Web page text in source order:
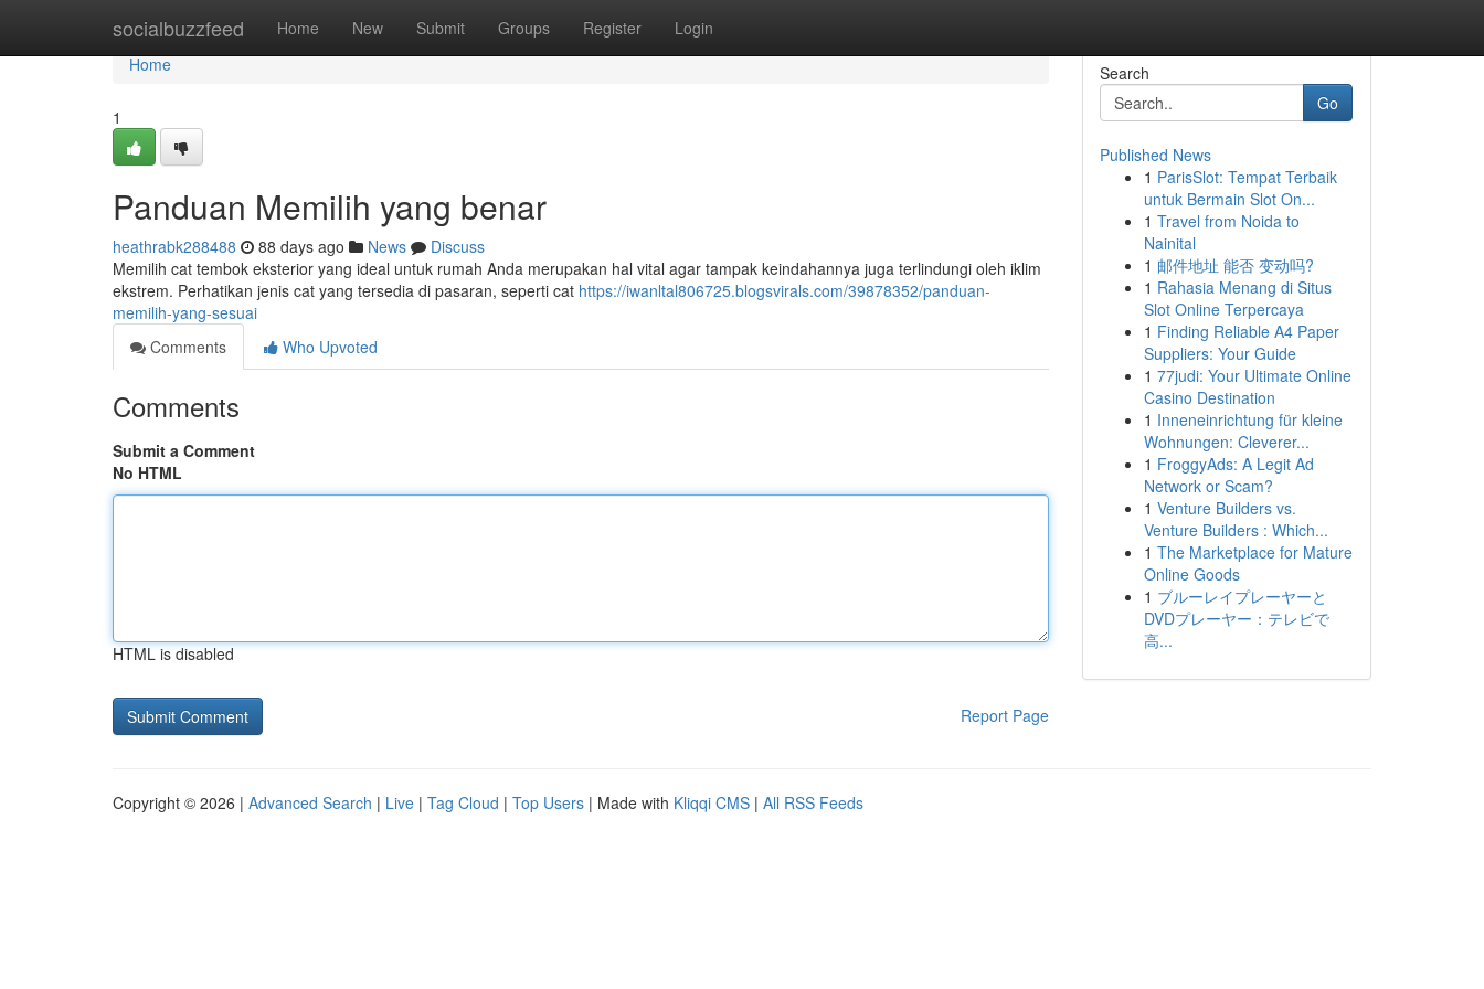
socialbuzzfeed Home New Submit Groups Register Login
Home
Home
1
Panduan Memilih yang benar
heathrabk288488 88 days ago News
Discuss
Memilih cat tembok eksterior yang ideal untuk rumah Anda merupakan hal vital agar tampak keindahannya juga terlindungi oleh iklim
ekstrem. Perhatikan jenis cat yang tersedia di pasaran, seperti cat https://iwanltal806725.blogsvirals.com/39878352/panduan-
memilih-yang-sesuai
Comments
Who Upvoted
Comments
Submit a Comment
No HTML
HTML is disabled
Report Page
Search
Go
Published News
1 ParisSlot: Tempat Terbaik
untuk Bermain Slot On...
1 Travel from Noida to
Nainital
1 邮件地址 能否 变动吗?
1 Rahasia Menang di Situs
Slot Online Terpercaya
1 Finding Reliable A4 Paper
Suppliers: Your Guide
1 77judi: Your Ultimate Online
Casino Destination
1 Inneneinrichtung für kleine
Wohnungen: Cleverer...
1 FroggyAds: A Legit Ad
Network or Scam?
1 Venture Builders vs.
Venture Builders : Which...
1 The Marketplace for Mature
Online Goods
1 ブルーレイプレーヤーと
DVDプレーヤー：テレビで
高...
Copyright © 2026 | Advanced Search | Live | Tag Cloud | Top Users | Made with Kliqqi CMS | All RSS Feeds